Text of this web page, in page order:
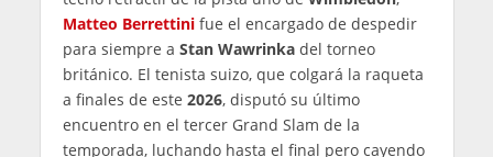
Matteo Berrettinifue el encargado de despedir
para siempre a Stan Wawrinkadel torneo
británico. El tenista suizo, que colgará la raqueta
a finales de este 2026, disputó su último
encuentro en el tercer Grand Slam de la
temporada, luchando hasta el final pero cayendo